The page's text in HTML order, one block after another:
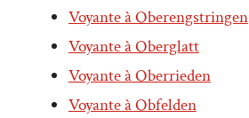
Voyante à Oberengstringen
Voyante à Oberglatt
Voyante à Oberrieden
Voyante à Obfelden